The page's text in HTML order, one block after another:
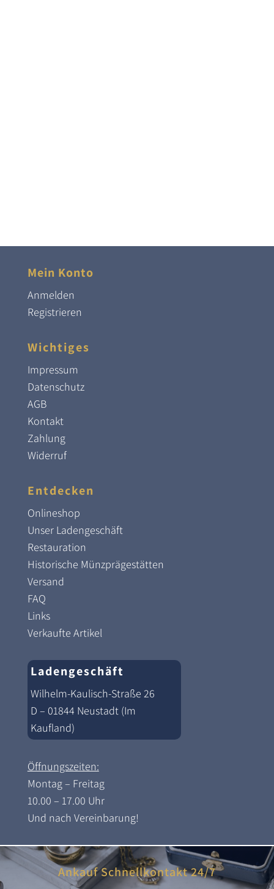
Mein Konto
Anmelden
Registrieren
Wichtiges
Impressum
Datenschutz
AGB
Kontakt
Zahlung
Widerruf
Entdecken
Onlineshop
Unser Ladengeschäft
Restauration
Historische Münzprägestätten
Versand
FAQ
Links
Verkaufte Artikel
Ladengeschäft
Wilhelm-Kaulisch-Straße 26
D – 01844 Neustadt (Im
Kaufland)
Öffnungszeiten:
Montag – Freitag
10.00 – 17.00 Uhr
Und nach Vereinbarung!
Ankauf Schnellkontakt 24/7